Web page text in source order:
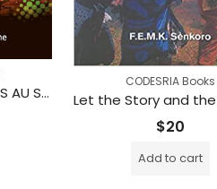
LES SCIENCES SOCIALES AU SÉNÉGAL : Mise à l’épreuve et nouvelles perspectives
CODESRIA Books
$20
Add to cart